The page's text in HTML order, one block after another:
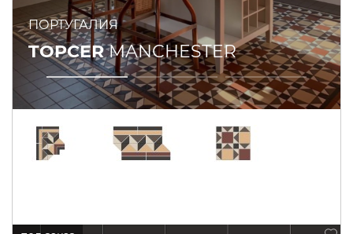
ПОРТУГАЛИЯ
TOPCERMANCHESTER